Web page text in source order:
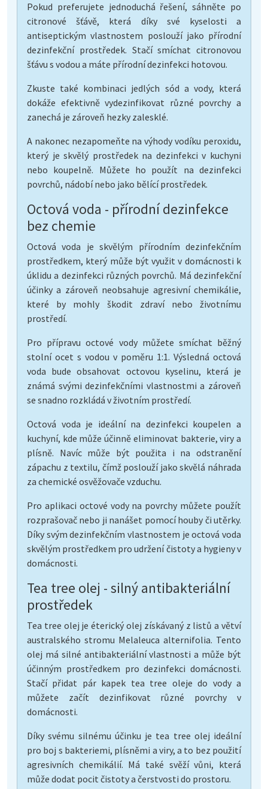
Pokud preferujete jednoduchá řešení, sáhněte po
citronové šťávě, která díky své kyselosti a
antiseptickým vlastnostem poslouží jako přírodní
dezinfekční prostředek. Stačí smíchat citronovou
šťávu s vodou a máte přírodní dezinfekci hotovou.
Zkuste také kombinaci jedlých sód a vody, která
dokáže efektivně vydezinfikovat různé povrchy a
zanechá je zároveň hezky zalesklé.
A nakonec nezapomeňte na výhody vodíku peroxidu,
který je skvělý prostředek na dezinfekci v kuchyni
nebo koupelně. Můžete ho použít na dezinfekci
povrchů, nádobí nebo jako bělící prostředek.
Octová voda - přírodní dezinfekce
bez chemie
Octová voda je skvělým přírodním dezinfekčním
prostředkem, který může být využit v domácnosti k
úklidu a dezinfekci různých povrchů. Má dezinfekční
účinky a zároveň neobsahuje agresivní chemikálie,
které by mohly škodit zdraví nebo životnímu
prostředí.
Pro přípravu octové vody můžete smíchat běžný
stolní ocet s vodou v poměru 1:1. Výsledná octová
voda bude obsahovat octovou kyselinu, která je
známá svými dezinfekčními vlastnostmi a zároveň
se snadno rozkládá v životním prostředí.
Octová voda je ideální na dezinfekci koupelen a
kuchyní, kde může účinně eliminovat bakterie, viry a
plísně. Navíc může být použita i na odstranění
zápachu z textilu, čímž poslouží jako skvělá náhrada
za chemické osvěžovače vzduchu.
Pro aplikaci octové vody na povrchy můžete použít
rozprašovač nebo ji nanášet pomocí houby či utěrky.
Díky svým dezinfekčním vlastnostem je octová voda
skvělým prostředkem pro udržení čistoty a hygieny v
domácnosti.
Tea tree olej - silný antibakteriální
prostředek
Tea tree olej je éterický olej získávaný z listů a větví
australského stromu Melaleuca alternifolia. Tento
olej má silné antibakteriální vlastnosti a může být
účinným prostředkem pro dezinfekci domácnosti.
Stačí přidat pár kapek tea tree oleje do vody a
můžete začít dezinfikovat různé povrchy v
domácnosti.
Díky svému silnému účinku je tea tree olej ideální
pro boj s bakteriemi, plísněmi a viry, a to bez použití
agresivních chemikálií. Má také svěží vůni, která
může dodat pocit čistoty a čerstvosti do prostoru.